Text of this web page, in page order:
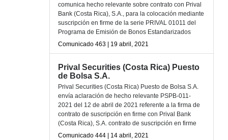
comunica hecho relevante sobre contrato con Prival
Bank (Costa Rica), S.A., para la colocación mediante
suscripción en firme de la serie PRIVAL 01011 del
Programa de Emisión de Bonos Estandarizados
Comunicado 463 | 19 abril, 2021
Prival Securities (Costa Rica) Puesto
de Bolsa S.A.
Prival Securities (Costa Rica) Puesto de Bolsa S.A.
envía aclaración de hecho relevante PSPB-011-
2021 del 12 de abril de 2021 referente a la firma de
contrato de suscripción en firme con Prival Bank
(Costa Rica), S.A. contrato de suscripción en firme
Comunicado 444 | 14 abril, 2021